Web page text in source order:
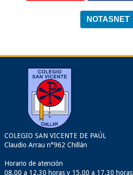
NOTASNET
COLEGIO SAN VICENTE DE PAÚL
Claudio Arrau n°962 Chillán
Horario de atención
08.00 a 12.30 horas y 15.00 a 17.30 horas